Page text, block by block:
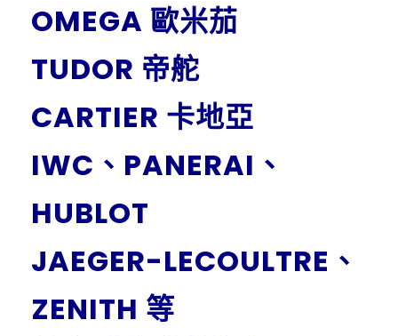
OMEGA 歐米茄
TUDOR 帝舵
CARTIER 卡地亞
IWC、PANERAI、
HUBLOT
JAEGER-LECOULTRE、
ZENITH 等